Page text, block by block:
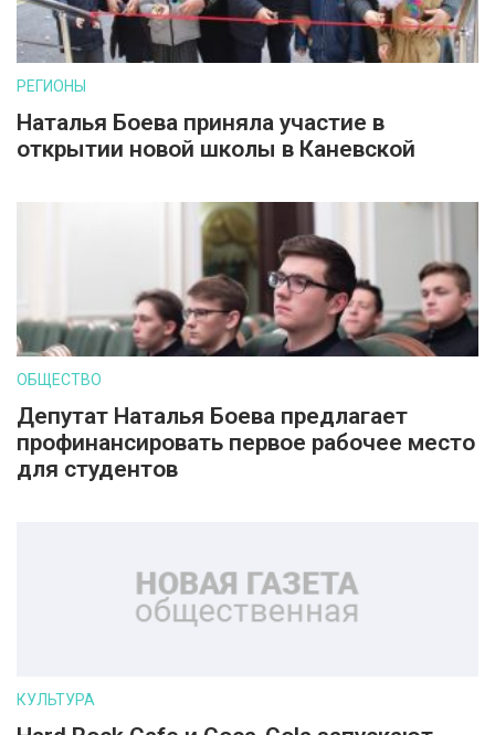
РЕГИОНЫ
Наталья Боева приняла участие в
открытии новой школы в Каневской
ОБЩЕСТВО
Депутат Наталья Боева предлагает
профинансировать первое рабочее место
для студентов
КУЛЬТУРА